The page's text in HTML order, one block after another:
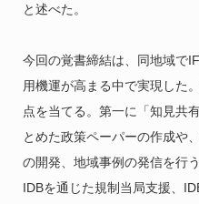
と述べた。
今回の覚書締結は、同地域で
用機運が高まる中で実現した
点を当てる。第一に「知見共
とめた政策ペーパーの作成や
の開発、地域事例の発信を行
IDBを通じた規制当局支援、